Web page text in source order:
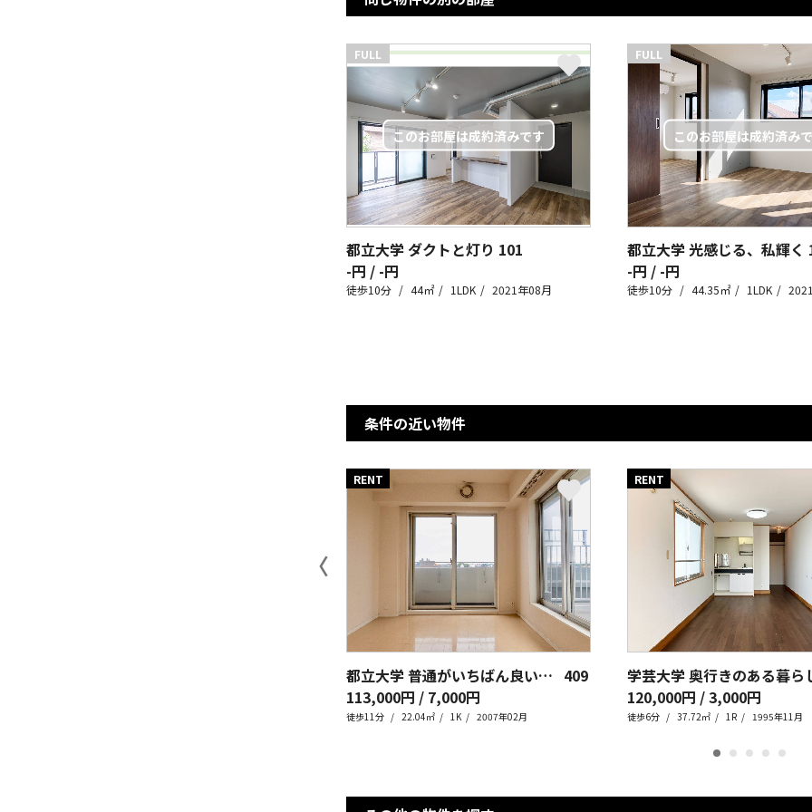
FULL
都立大学 ダクトと灯り 101
-円 / -円
徒歩10分 44㎡ 1LDK 2021年08月
FULL
都立大学 光感じる、私輝く
-円 / -円
徒歩10分 44.35㎡ 1LDK
条件の近い物件
RENT
都立大学 普通がいちばん良いんです 409
113,000円 / 7,000円
徒歩11分 22.04㎡ 1K 2007年02月
RENT
120,000円 / 3,000円
徒歩6分 37.72㎡ 1R 1995年11月
〈